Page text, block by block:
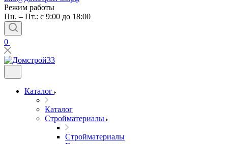
Режим работы
Пн. – Пт.: с 9:00 до 18:00
0
Каталог
Каталог
Стройматериалы
Стройматериалы